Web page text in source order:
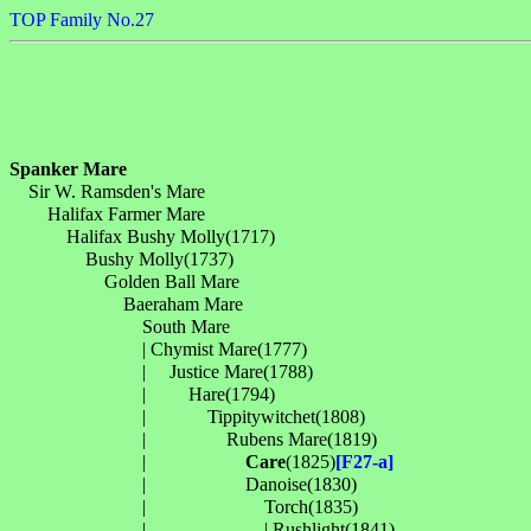
TOP Family No.27
Spanker Mare
Sir W. Ramsden's Mare
Halifax Farmer Mare
Halifax Bushy Molly(1717)
Bushy Molly(1737)
Golden Ball Mare
Baeraham Mare
South Mare
| Chymist Mare(1777)
| 　Justice Mare(1788)
| 　　Hare(1794)
| 　　　Tippitywitchet(1808)
| 　　　　Rubens Mare(1819)
| Care(1825)[F27-a]
| 　　　　　Danoise(1830)
| 　　　　　　Torch(1835)